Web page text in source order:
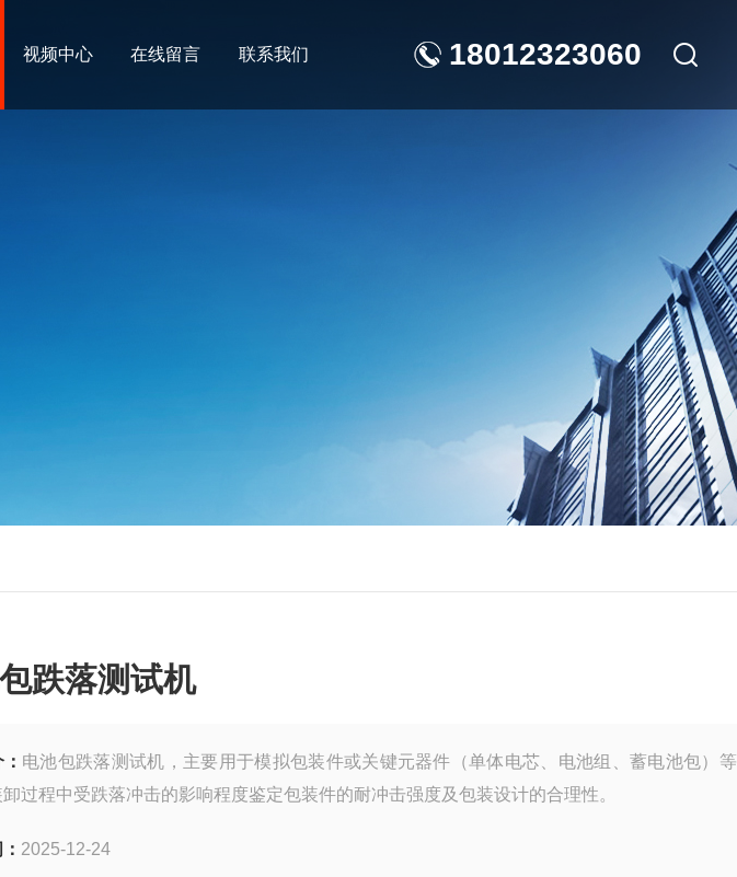
18012323060
视频中心 在线留言 联系我们
跌落测试机
电池包跌落测试机，主要用于模拟包装件或关键元器件（单体电芯、电池组、蓄电池包）
过程中受跌落冲击的影响程度鉴定包装件的耐冲击强度及包装设计的合理性。
2025-12-24